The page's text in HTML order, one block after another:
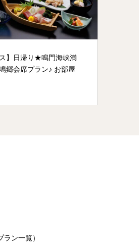
ス】日帰り★鳴門海峡満
郷会席プラン♪ お部屋
ン一覧）